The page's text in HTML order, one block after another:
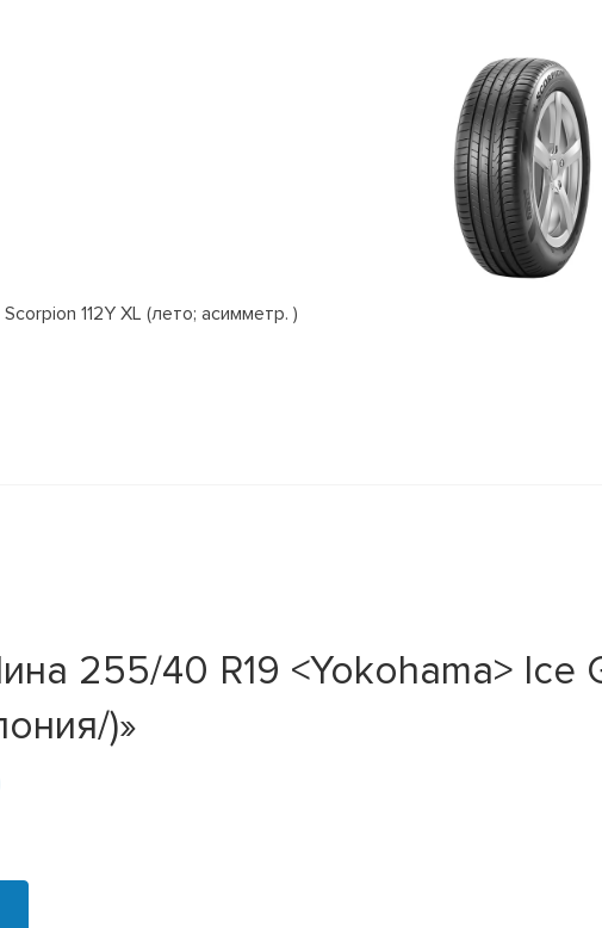
112Y XL (лето; асимметр. )
255/40 R19 <Yokohama> Ice
)»